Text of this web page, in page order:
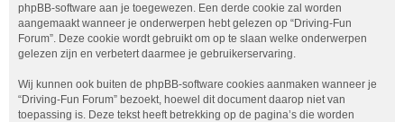
phpBB-software aan je toegewezen. Een derde cookie zal worden
aangemaakt wanneer je onderwerpen hebt gelezen op “Driving-Fun
Forum”. Deze cookie wordt gebruikt om op te slaan welke onderwerpen
gelezen zijn en verbetert daarmee je gebruikerservaring.
Wij kunnen ook buiten de phpBB-software cookies aanmaken wanneer je
“Driving-Fun Forum” bezoekt, hoewel dit document daarop niet van
toepassing is. Deze tekst heeft betrekking op de pagina’s die worden